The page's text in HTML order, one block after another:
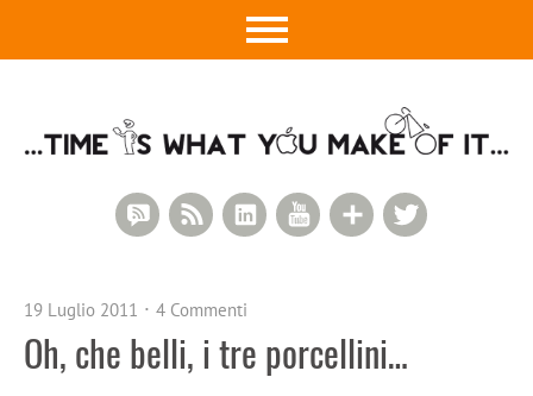
Google+
YouTube
LinkedIn
RSS Feed
RSS Comments
19 Luglio 2011 4 Commenti
Oh, che belli, i tre porcellini…